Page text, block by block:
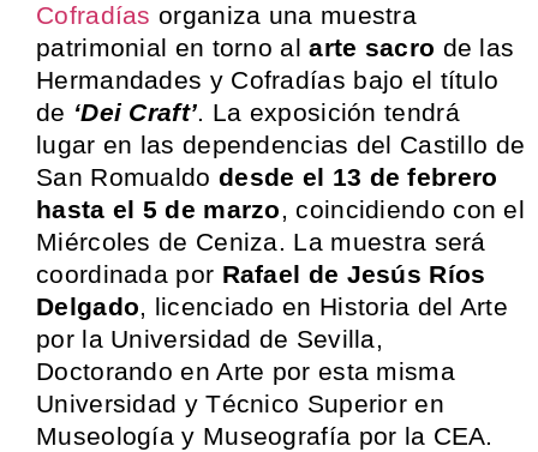
Cofradías organiza una muestra
patrimonial en torno alarte sacro de las
Hermandades y Cofradías bajo el título
de ‘Dei Craft’. La exposición tendrá
lugar en las dependencias del Castillo de
San Romualdo desde el 13 de febrero
hasta el 5 de marzo, coincidiendo con el
Miércoles de Ceniza. La muestra será
coordinada por Rafael de Jesús Ríos
Delgado, licenciado en Historia del Arte
por la Universidad de Sevilla,
Doctorando en Arte por esta misma
Universidad y Técnico Superior en
Museología y Museografía por la CEA.